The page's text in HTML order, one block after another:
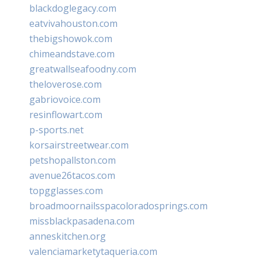
blackdoglegacy.com
eatvivahouston.com
thebigshowok.com
chimeandstave.com
greatwallseafoodny.com
theloverose.com
gabriovoice.com
resinflowart.com
p-sports.net
korsairstreetwear.com
petshopallston.com
avenue26tacos.com
topgglasses.com
broadmoornailsspacoloradosprings.com
missblackpasadena.com
anneskitchen.org
valenciamarketytaqueria.com